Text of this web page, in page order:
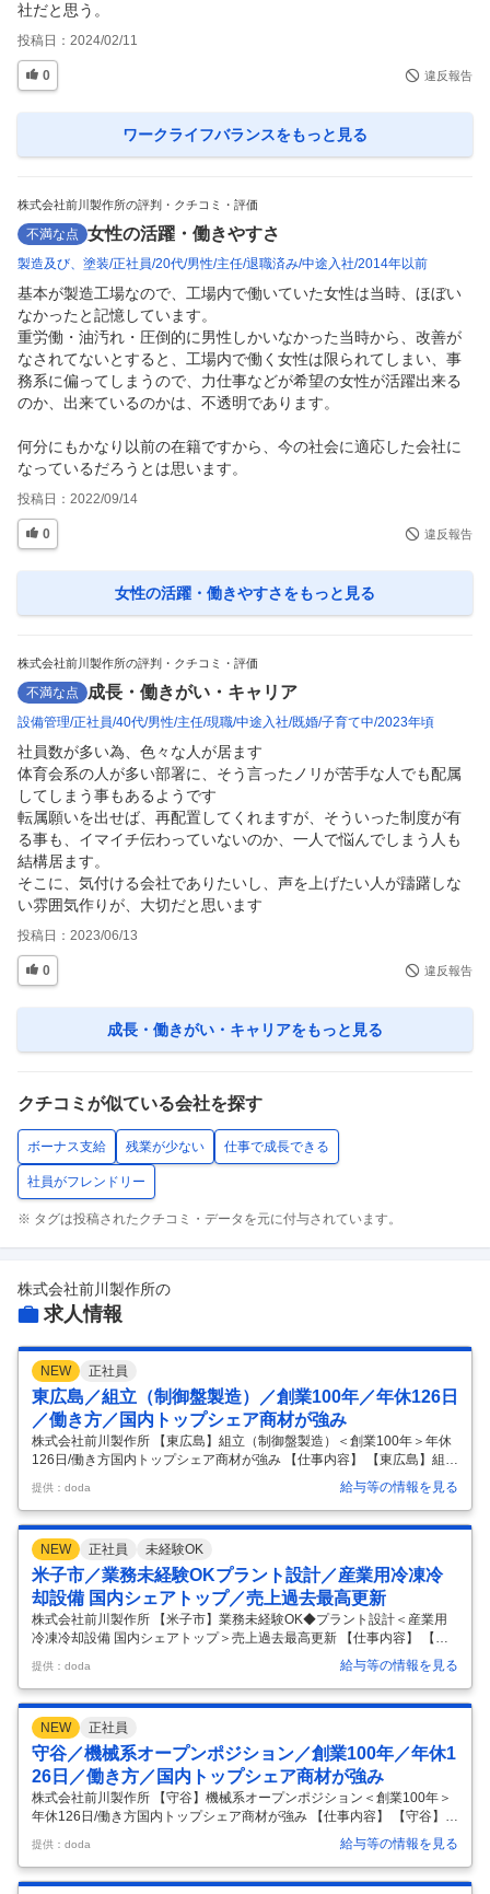
社だと思う。
投稿日： 2024/02/11
0 違反報告
ワークライフバランスをもっと見る
株式会社前川製作所の評判・クチコミ・評価
不満な点 女性の活躍・働きやすさ
製造及び、塗装 正社員 20代 男性 主任 退職済み 中途入社 2014年以前
基本が製造工場なので、工場内で働いていた女性は当時、ほぼい
なかったと記憶しています。
重労働・油汚れ・圧倒的に男性しかいなかった当時から、改善が
なされてないとすると、工場内で働く女性は限られてしまい、事
務系に偏ってしまうので、力仕事などが希望の女性が活躍出来る
のか、出来ているのかは、不透明であります。
何分にもかなり以前の在籍ですから、今の社会に適応した会社に
なっているだろうとは思います。
投稿日： 2022/09/14
0 違反報告
女性の活躍・働きやすさをもっと見る
株式会社前川製作所の評判・クチコミ・評価
不満な点 成長・働きがい・キャリア
設備管理 正社員 40代 男性 主任 現職 中途入社 既婚 子育て中 2023年頃
社員数が多い為、色々な人が居ます
体育会系の人が多い部署に、そう言ったノリが苦手な人でも配属
してしまう事もあるようです
転属願いを出せば、再配置してくれますが、そういった制度が有
る事も、イマイチ伝わっていないのか、一人で悩んでしまう人も
結構居ます。
そこに、気付ける会社でありたいし、声を上げたい人が躊躇しな
い雰囲気作りが、大切だと思います
投稿日： 2023/06/13
0 違反報告
成長・働きがい・キャリアをもっと見る
クチコミが似ている会社を探す
ボーナス支給 残業が少ない 仕事で成長できる
社員がフレンドリー
※ タグは投稿されたクチコミ・データを元に付与されています。
株式会社前川製作所の
求人情報
NEW 正社員
東広島／組立（制御盤製造）／創業100年／年休126日
／働き方／国内トップシェア商材が強み
株式会社前川製作所 【東広島】組立（制御盤製造）＜創業100年＞年休
126日/働き方国内トップシェア商材が強み 【仕事内容】 【東広島】組立
（制御盤製造）＜創業100年＞年休126日/働き方国内トップシェア商材
が強み 【具体的な仕事内容】 ～産業用冷凍冷却設備国内シェアNo.1/冷
凍運搬船の冷却設備世界シェアNo.1/世界43か国に事業を展開し100周年
を迎える老舗優良企業/土日祝休み～ ■業務内容：制御盤の製造・組立業
務をお任せします。 ■組織構成：12名（うち、パート・派遣7名） ■東広
島工場について： 東広島工場は、2003年11月より「地域との共創」を
テーマに活動を開始しました。製造品…
提供：doda 給与等の情報を見る
NEW 正社員 未経験OK
米子市／業務未経験OKプラント設計／産業用冷凍冷
却設備 国内シェアトップ／売上過去最高更新
株式会社前川製作所 【米子市】業務未経験OK◆プラント設計＜産業用
冷凍冷却設備 国内シェアトップ＞売上過去最高更新 【仕事内容】 【米
子市】業務未経験OK◆プラント設計＜産業用冷凍冷却設備 国内シェア
トップ＞売上過去最高更新 【具体的な仕事内容】 理工系の基礎知識をお
持ちの方（学生時代の履修レベルで可）歓迎｜創業100年超・世界43か
国展開｜設計業務は未経験でOK、入社後教育前提での採用 ■募集背景 国
内外の市場に向けて自然冷媒を用いた冷凍機やヒートポンプ製品のライ
ンアップを拡充しています。 これらの製品は環境負荷低減と高効率化を
両立し、カーボンニュートラル社会の実現に貢献するものです。 引き
提供：doda 給与等の情報を見る
NEW 正社員
守谷／機械系オープンポジション／創業100年／年休1
26日／働き方／国内トップシェア商材が強み
株式会社前川製作所 【守谷】機械系オープンポジション＜創業100年＞
年休126日/働き方国内トップシェア商材が強み 【仕事内容】 【守谷】機
械系オープンポジション＜創業100年＞年休126日/働き方国内トップシ
ェア商材が強み 【具体的な仕事内容】 【ご経験に応じたポジション打診
／日本や世界の「食」を支える産業用冷凍設備国内シェアNo.1／過去最
高の売上高を更新中／世界43か国に事業を展開し100周年を迎える老舗
提供：doda 給与等の情報を見る